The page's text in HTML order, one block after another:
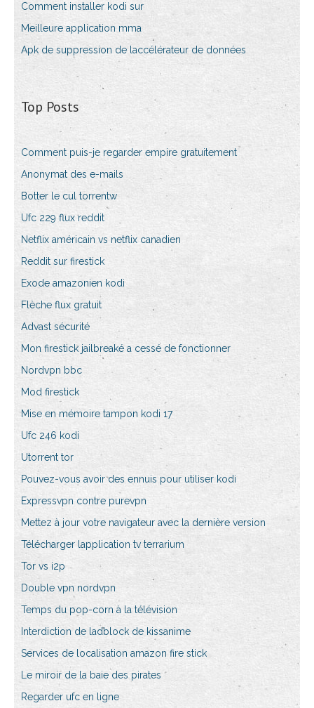
Comment installer kodi sur
Meilleure application mma
Apk de suppression de laccélérateur de données
Top Posts
Comment puis-je regarder empire gratuitement
Anonymat des e-mails
Botter le cul torrentw
Ufc 229 flux reddit
Netflix américain vs netflix canadien
Reddit sur firestick
Exode amazonien kodi
Flèche flux gratuit
Advast sécurité
Mon firestick jailbreaké a cessé de fonctionner
Nordvpn bbc
Mod firestick
Mise en mémoire tampon kodi 17
Ufc 246 kodi
Utorrent tor
Pouvez-vous avoir des ennuis pour utiliser kodi
Expressvpn contre purevpn
Mettez à jour votre navigateur avec la dernière version
Télécharger lapplication tv terrarium
Tor vs i2p
Double vpn nordvpn
Temps du pop-corn à la télévision
Interdiction de ladblock de kissanime
Services de localisation amazon fire stick
Le miroir de la baie des pirates
Regarder ufc en ligne